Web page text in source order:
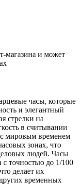
магазина и может
часы, которые
и элегантный
стрелки на
в считывании
мировым временем
зонах, что
людей. Часы
точностью до 1/100
делает их
временных